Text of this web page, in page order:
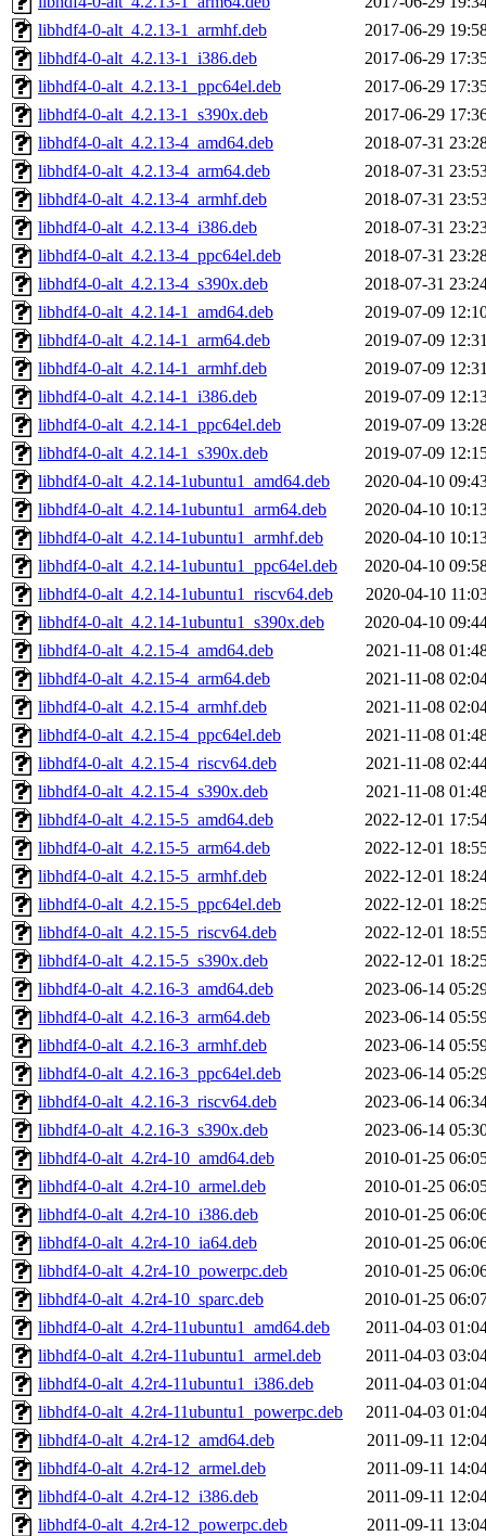
libhdf4-0-alt_4.2.13-1_armhf.deb
2017-06-29
libhdf4-0-alt_4.2.13-1_i386.deb
2017-06-29
libhdf4-0-alt_4.2.13-1_ppc64el.deb
2017-06-29
libhdf4-0-alt_4.2.13-1_s390x.deb
2017-06-29
libhdf4-0-alt_4.2.13-4_amd64.deb
2018-07-31
libhdf4-0-alt_4.2.13-4_arm64.deb
2018-07-31
libhdf4-0-alt_4.2.13-4_armhf.deb
2018-07-31
libhdf4-0-alt_4.2.13-4_i386.deb
2018-07-31
libhdf4-0-alt_4.2.13-4_ppc64el.deb
2018-07-31
libhdf4-0-alt_4.2.13-4_s390x.deb
2018-07-31
libhdf4-0-alt_4.2.14-1_amd64.deb
2019-07-09
libhdf4-0-alt_4.2.14-1_arm64.deb
2019-07-09
libhdf4-0-alt_4.2.14-1_armhf.deb
2019-07-09
libhdf4-0-alt_4.2.14-1_i386.deb
2019-07-09
libhdf4-0-alt_4.2.14-1_ppc64el.deb
2019-07-09
libhdf4-0-alt_4.2.14-1_s390x.deb
2019-07-09
libhdf4-0-alt_4.2.14-1ubuntu1_amd64.deb
2020-04-10
libhdf4-0-alt_4.2.14-1ubuntu1_arm64.deb
2020-04-10
libhdf4-0-alt_4.2.14-1ubuntu1_armhf.deb
2020-04-10
libhdf4-0-alt_4.2.14-1ubuntu1_ppc64el.deb
2020-04-10
libhdf4-0-alt_4.2.14-1ubuntu1_riscv64.deb
2020-04-10
libhdf4-0-alt_4.2.14-1ubuntu1_s390x.deb
2020-04-10
libhdf4-0-alt_4.2.15-4_amd64.deb
2021-11-08
libhdf4-0-alt_4.2.15-4_arm64.deb
2021-11-08
libhdf4-0-alt_4.2.15-4_armhf.deb
2021-11-08
libhdf4-0-alt_4.2.15-4_ppc64el.deb
2021-11-08
libhdf4-0-alt_4.2.15-4_riscv64.deb
2021-11-08
libhdf4-0-alt_4.2.15-4_s390x.deb
2021-11-08
libhdf4-0-alt_4.2.15-5_amd64.deb
2022-12-01
libhdf4-0-alt_4.2.15-5_arm64.deb
2022-12-01
libhdf4-0-alt_4.2.15-5_armhf.deb
2022-12-01
libhdf4-0-alt_4.2.15-5_ppc64el.deb
2022-12-01
libhdf4-0-alt_4.2.15-5_riscv64.deb
2022-12-01
libhdf4-0-alt_4.2.15-5_s390x.deb
2022-12-01
libhdf4-0-alt_4.2.16-3_amd64.deb
2023-06-14
libhdf4-0-alt_4.2.16-3_arm64.deb
2023-06-14
libhdf4-0-alt_4.2.16-3_armhf.deb
2023-06-14
libhdf4-0-alt_4.2.16-3_ppc64el.deb
2023-06-14
libhdf4-0-alt_4.2.16-3_riscv64.deb
2023-06-14
libhdf4-0-alt_4.2.16-3_s390x.deb
2023-06-14
libhdf4-0-alt_4.2r4-10_amd64.deb
2010-01-25
libhdf4-0-alt_4.2r4-10_armel.deb
2010-01-25
libhdf4-0-alt_4.2r4-10_i386.deb
2010-01-25
libhdf4-0-alt_4.2r4-10_ia64.deb
2010-01-25
libhdf4-0-alt_4.2r4-10_powerpc.deb
2010-01-25
libhdf4-0-alt_4.2r4-10_sparc.deb
2010-01-25
libhdf4-0-alt_4.2r4-11ubuntu1_amd64.deb
2011-04-03
libhdf4-0-alt_4.2r4-11ubuntu1_armel.deb
2011-04-03
libhdf4-0-alt_4.2r4-11ubuntu1_i386.deb
2011-04-03
libhdf4-0-alt_4.2r4-11ubuntu1_powerpc.deb
2011-04-03
libhdf4-0-alt_4.2r4-12_amd64.deb
2011-09-11
libhdf4-0-alt_4.2r4-12_armel.deb
2011-09-11
libhdf4-0-alt_4.2r4-12_i386.deb
2011-09-11
libhdf4-0-alt_4.2r4-12_powerpc.deb
2011-09-11